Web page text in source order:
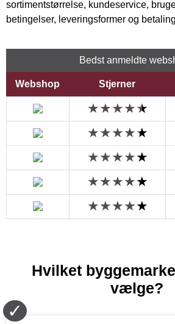
sortimentstørrelse, kundeservice,
betingelser, leveringsformer og
Bedst anmeldte
Webshop Stjerner
Hvilket
vælge?
✓